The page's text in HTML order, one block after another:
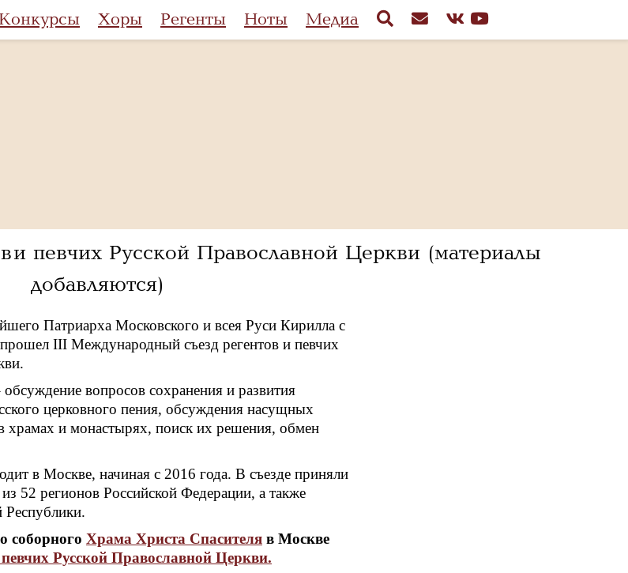
Конкурсы Хоры Регенты Ноты Медиа
певчих Русской Православной Церкви (материалы
добавляются)
Патриарха Московского и всея Руси Кирилла с
III Международный съезд регентов и певчих
обсуждение вопросов сохранения и развития
церковного пения, обсуждения насущных
храмах и монастырях, поиск их решения, обмен
в Москве, начиная с 2016 года. В съезде приняли
52 регионов Российской Федерации, а также
Республики.
соборного Храма Христа Спасителя в Москве
Русской Православной Церкви.